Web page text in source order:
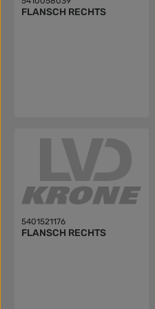
FLANSCH RECHTS
5401521176
FLANSCH RECHTS